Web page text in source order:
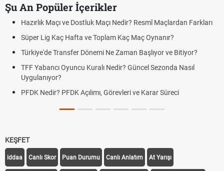
Şu An Popüler İçerikler
Hazırlık Maçı ve Dostluk Maçı Nedir? Resmî Maçlardan Farkları
Süper Lig Kaç Hafta ve Toplam Kaç Maç Oynanır?
Türkiye'de Transfer Dönemi Ne Zaman Başlıyor ve Bitiyor?
TFF Yabancı Oyuncu Kuralı Nedir? Güncel Sezonda Nasıl
Uygulanıyor?
PFDK Nedir? PFDK Açılımı, Görevleri ve Karar Süreci
KEŞFET
iddaa Canlı Skor Puan Durumu Canlı Anlatım At Yarışı